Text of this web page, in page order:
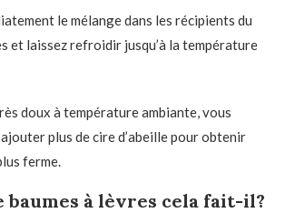
le mélange dans les récipients du
et laissez refroidir jusqu’à la température
doux à température ambiante, vous
plus de cire d’abeille pour obtenir
ferme.
baumes à lèvres cela fait-il?